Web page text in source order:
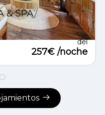
& SPA
del
257€ /noche